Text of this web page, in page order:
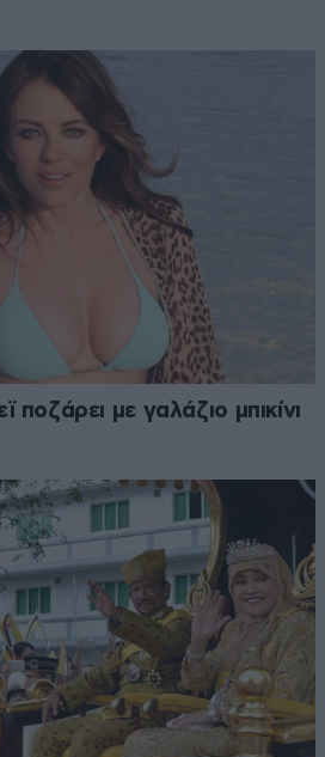
ποζάρει με γαλάζιο μπικίνι